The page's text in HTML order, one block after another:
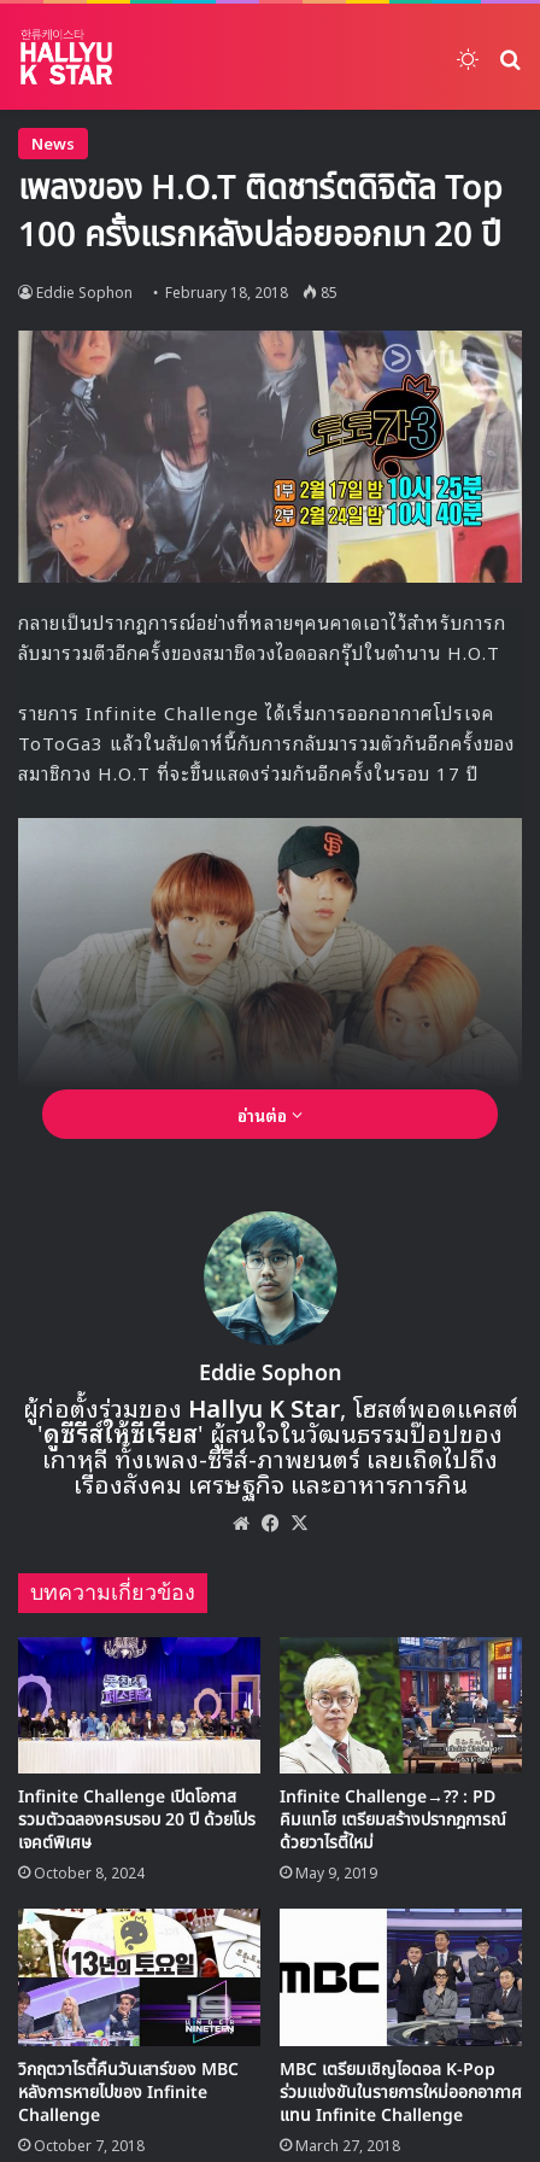
News
เพลงของ H.O.T ติดชาร์ตดิจิตัล Top
100 ครั้งแรกหลังปล่อยออกมา 20 ปี
Eddie Sophon February 18, 2018 85
กลายเป็นปรากฎการณ์อย่างที่หลายๆคนคาดเอาไว้สำหรับการก
ลับมารวมตีวอีกครั้งของสมาชิดวงไอดอลกรุ๊ปในตำนาน H.O.T
รายการ Infinite Challenge ได้เริ่มการออกอากาศโปรเจค
ToToGa3 แล้วในสัปดาห์นี้กับการกลับมารวมตัวกันอีกครั้งของ
สมาชิกวง H.O.T ที่จะขึ้นแสดงร่วมกันอีกครั้งในรอบ 17 ปี
🎙GYUBIN ปลื้มเมืองไทยขนาดไหน? ถึงกลับมาถ่าย
MV เพลงใหม่ LIKE U 100 ที่กรุงเทพ
▶ คลิกดูสัมภาษณ์พิเศษ
มุนฮีจุน จางอูฮยอก คังตา โทนี่อัน อีแจวอน
หลังจากการออกอากาศ นอกจากตัวรายการที่ได้รับความนิยมจน
เรตติ้งพุ่งขึ้นสูงท่ามกลางกระแสการแข่งขันโอลิมปิก เพลงของ
วง H.O.T หลายๆเพลงที่ถูกปล่อยออกมาเมื่อ 20 ปีก่อนเข้ามาติด
ชาร์ตดิจิตัล Top 100 ของชาร์ตเพลงหลักในเกาหลี ซึ่งนับเป็น
ครั้งแรกที่เพลงเหล่านี้ได้ขึ้นมาติดชาร์ต Top 100 เนื่องจากใน
สมัยที่เพลงถูกปล่อยออกมายังไม่มีระบบชาร์ตดิจิตัล Top 100
โดยเพลงที่อยู่ในอันดับสูงสุดตอนนี้คือเพลง Hope ที่ถูกปล่อย
ออกมาเมื่อปี 1998 จากอัลบั้ม Resurrection และอีกเพลงที่มี
ผู้ฟังเพิ่มขึ้นเป็นจำนวนมากจนเข้ามาอยู่ในชาร์ต Top 100 คือ
เพลง Full of Happiness ที่ถูกปล่อยออกมาในปี 1997
สำหรับโปรเจค ToToGa3 ของ Infinite Challenge จะเปิด
เผยเบื้องหลังการเตรียมตัวของสมาชิกวง H.O.T ที่ได้กลับมารวม
อ่านต่อ
Eddie Sophon
ผู้ก่อตั้งร่วมของ Hallyu K Star, โฮสต์พอดแคสต์
'ดูซีรีส์ให้ซีเรียส' ผู้สนใจในวัฒนธรรมป๊อปของ
เกาหลี ทั้งเพลง-ซีรีส์-ภาพยนตร์ เลยเถิดไปถึง
เรื่องสังคม เศรษฐกิจ และอาหารการกิน
WebsiteFacebook
บทความเกี่ยวข้อง
Infinite Challenge เปิดโอกาส
รวมตัวฉลองครบรอบ 20 ปี ด้วยโปร
เจคต์พิเศษ
October 8, 2024
Infinite Challenge→?? : PD
คิมแทโฮ เตรียมสร้างปรากฎการณ์
ด้วยวาไรตี้ใหม่
May 9, 2019
วิกฤตวาไรตี้คืนวันเสาร์ของ MBC
หลังการหายไปของ Infinite
Challenge
October 7, 2018
MBC เตรียมเชิญไอดอล K-Pop
ร่วมแข่งขันในรายการใหม่ออกอากาศ
แทน Infinite Challenge
March 27, 2018